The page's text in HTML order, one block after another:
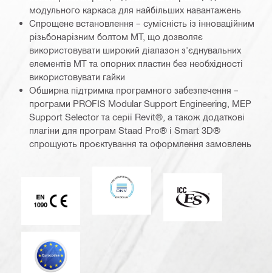
модульного каркаса для найбільших навантажень
Спрощене встановлення – сумісність із інноваційним
різьбонарізним болтом MT, що дозволяє
використовувати широкий діапазон з'єднувальних
елементів MT та опорних пластин без необхідності
використовувати гайки
Обширна підтримка програмного забезпечення –
програми PROFIS Modular Support Engineering, MEP
Support Selector та серії Revit®, а також додаткові
плагіни для програм Staad Pro® і Smart 3D®
спрощують проєктування та оформлення замовлень
Маркування CE EN 1090
DNV
Єврокод